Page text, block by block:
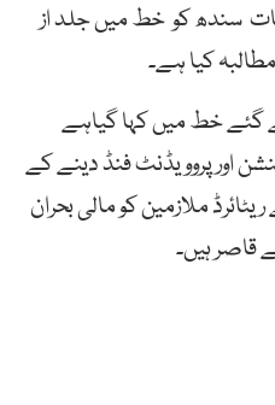
سندھ کو خط میں جلد از
کیا ہے۔
گئے خط میں کہا گیاہے
پینشن اورپروویڈنٹ فنڈ دینے کے
ہیں۔سال 2014سے ریٹائرڈ ملازمین کو مالی بحران
قاصر ہیں۔